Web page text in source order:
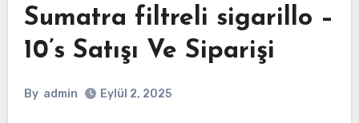
Sumatra filtreli sigarillo –
10’s Satışı Ve Siparişi
By admin Eylül 2, 2025